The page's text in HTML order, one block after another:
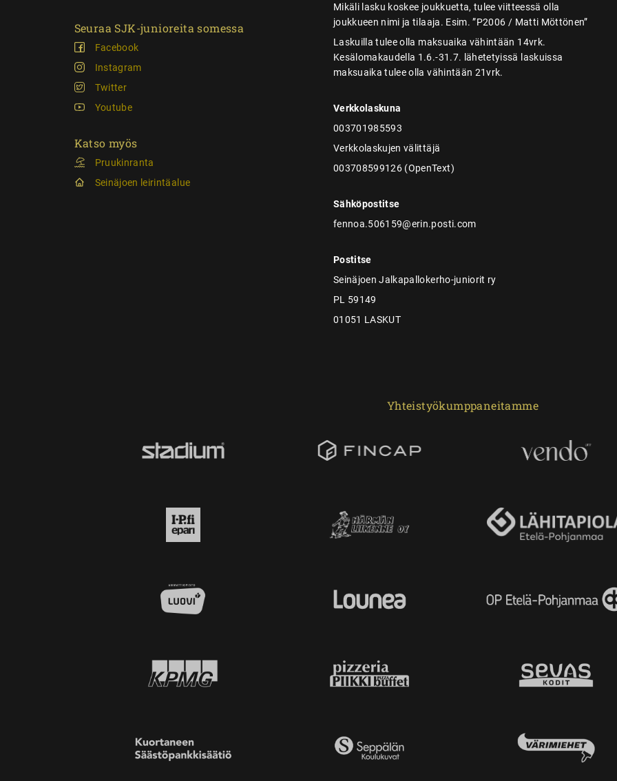
Seuraa SJK-junioreita somessa
Facebook
Instagram
Twitter
Youtube
Katso myös
Pruukinranta
Seinäjoen leirintäalue
Mikäli lasku koskee joukkuetta, tulee viitteessä olla
joukkueen nimi ja tilaaja. Esim. ”P2006 / Matti Möttönen”
Laskuilla tulee olla maksuaika vähintään 14vrk.
Kesälomakaudella 1.6.-31.7. lähetetyissä laskuissa
maksuaika tulee olla vähintään 21vrk.
Verkkolaskuna
003701985593
Verkkolaskujen välittäjä
003708599126 (OpenText)
Sähköpostitse
fennoa.506159@erin.posti.com
Postitse
Seinäjoen Jalkapallokerho-juniorit ry
PL 59149
01051 LASKUT
Yhteistyökumppaneitamme